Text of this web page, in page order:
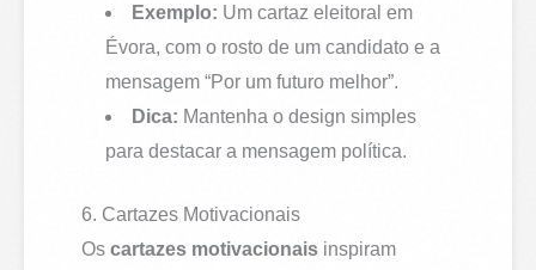
Exemplo: Um cartaz eleitoral em
Évora, com o rosto de um candidato e a
mensagem “Por um futuro melhor”.
Dica: Mantenha o design simples
para destacar a mensagem política.
6. Cartazes Motivacionais
Oscartazes motivacionais inspiram